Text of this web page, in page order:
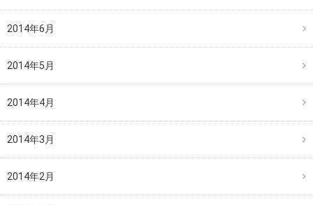
2014年6月
2014年5月
2014年4月
2014年3月
2014年2月